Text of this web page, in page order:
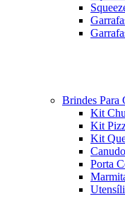
Brindes Para
Kit
Kit
Kit
Porta